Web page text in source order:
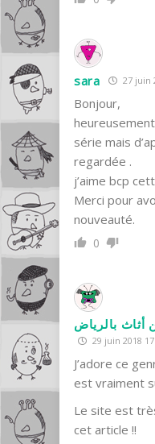
sara 27 juin
Bonjour,
série mais
regardée .
j’aime bcp
Merci pour
nouveauté.
0
أثاث بالرياض
29 juin 2018
J’adore ce
est vraiment
Le site est
cet article !!